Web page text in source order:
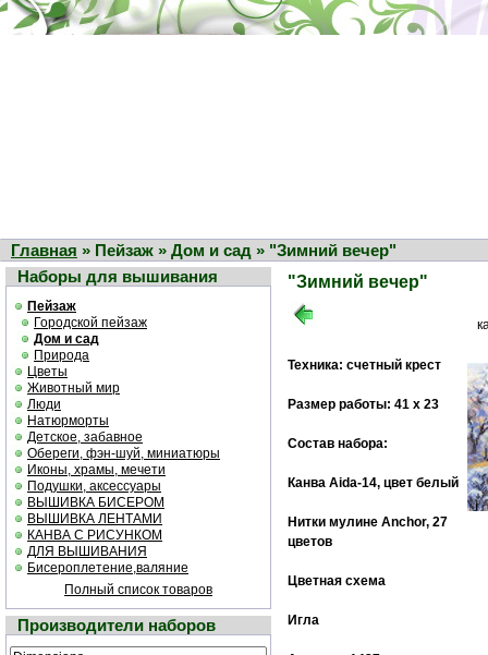
Главная » Пейзаж » Дом и сад » "Зимний вечер"
Наборы для вышивания
Пейзаж
Городской пейзаж
Дом и сад
Природа
Цветы
Животный мир
Люди
Натюрморты
Детское, забавное
Обереги, фэн-шуй, миниатюры
Иконы, храмы, мечети
Подушки, аксессуары
ВЫШИВКА БИСЕРОМ
ВЫШИВКА ЛЕНТАМИ
КАНВА С РИСУНКОМ
ДЛЯ ВЫШИВАНИЯ
Бисероплетение,валяние
Полный список товаров
Производители наборов
"Зимний вечер"
Техника: счетный крест
Размер работы: 41 х 23
Состав набора:
Канва Aida-14, цвет белый
Нитки мулине Anchor, 27
цветов
Цветная cхема
Игла